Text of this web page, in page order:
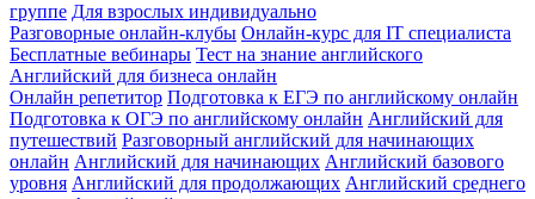
группе Для взрослых индивидуально
Разговорные онлайн-клубы Онлайн-курс для IT специалиста
Бесплатные вебинары Тест на знание английского
Английский для бизнеса онлайн
Онлайн репетитор Подготовка к ЕГЭ по английскому онлайн
Подготовка к ОГЭ по английскому онлайн Английский для
путешествий Разговорный английский для начинающих
онлайн Английский для начинающих Английский базового
уровня Английский для продолжающих Английский среднего